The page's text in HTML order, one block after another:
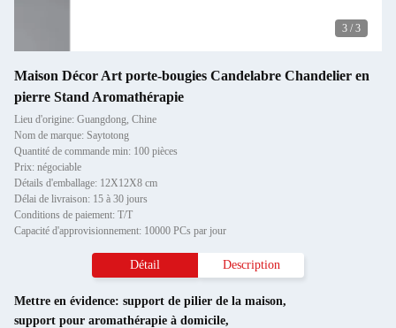
3 / 3
Maison Décor Art porte-bougies Candelabre Chandelier en
pierre Stand Aromathérapie
Lieu d'origine: Guangdong, Chine
Nom de marque: Saytotong
Quantité de commande min: 100 pièces
Prix: négociable
Détails d'emballage: 12X12X8 cm
Délai de livraison: 15 à 30 jours
Conditions de paiement: T/T
Capacité d'approvisionnement: 10000 PCs par jour
Détail Description
Mettre en évidence: support de pilier de la maison,
support pour aromathérapie à domicile,